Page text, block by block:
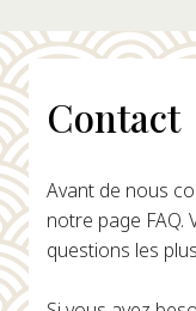
Contact
Avant de nous
notre page FAQ.
questions les